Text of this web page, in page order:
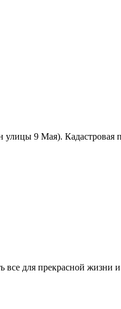
9 Мая).
для прекрасной жизни